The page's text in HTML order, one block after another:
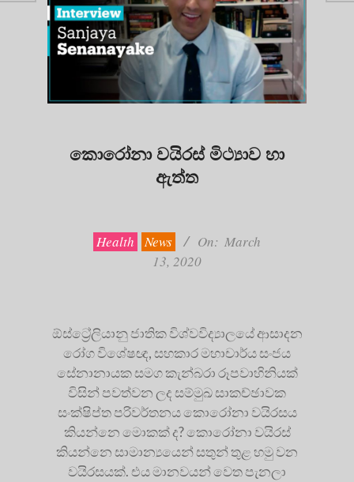
කොරෝනා වයිරස් මිථ්‍යාව හා
ඇත්ත
Health News On: March
13, 2020
ඕස්ට්‍රේලියානු ජාතික විශ්වවිද්‍යාලයේ ආසාදන
රෝග විශේෂඥ, සහකාර මහාචාර්ය සංජය
සේනානායක සමග කැන්බරා රූපවාහිනියක්
විසින් පවත්වන ලද සම්මුඛ සාකච්ඡාවක
සංක්ෂිප්ත පරිවර්තනය කොරෝනා වයිරසය
කියන්නෙ මොකක් ද? කොරෝනා වයිරස්
කියන්නෙ සාමාන්‍යයෙන් සතුන් තුළ හමු වන
වයිරසයක්. එය මානවයන් වෙත පැනලා